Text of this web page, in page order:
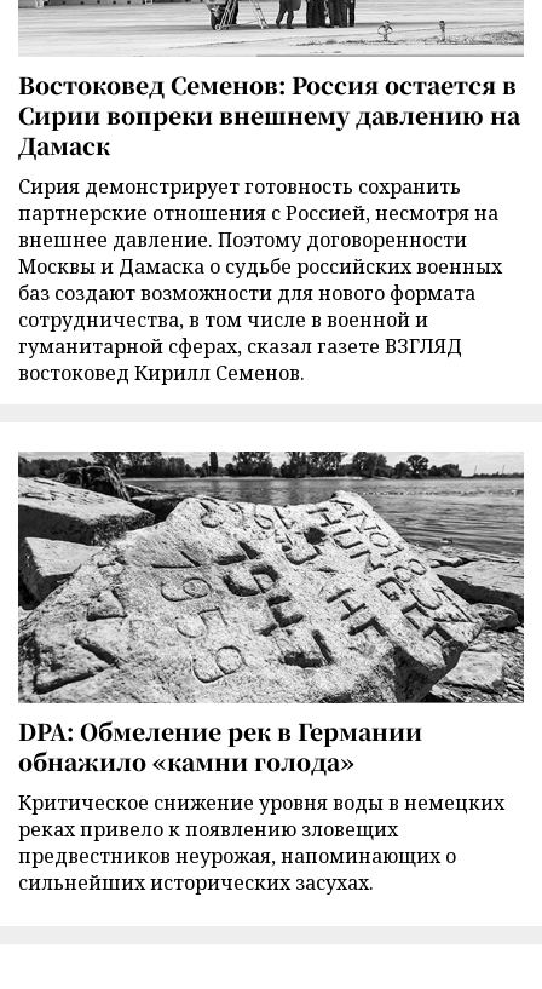
Востоковед Семенов: Россия остается в
Сирии вопреки внешнему давлению на
Дамаск
Сирия демонстрирует готовность сохранить
партнерские отношения с Россией, несмотря на
внешнее давление. Поэтому договоренности
Москвы и Дамаска о судьбе российских военных
баз создают возможности для нового формата
сотрудничества, в том числе в военной и
гуманитарной сферах, сказал газете ВЗГЛЯД
востоковед Кирилл Семенов.
DPA: Обмеление рек в Германии
обнажило «камни голода»
Критическое снижение уровня воды в немецких
реках привело к появлению зловещих
предвестников неурожая, напоминающих о
сильнейших исторических засухах.